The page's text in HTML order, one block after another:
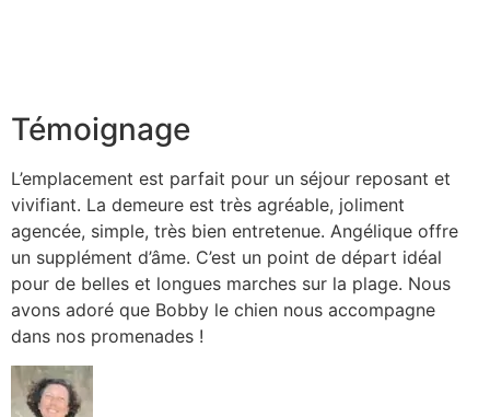
Témoignage
L’emplacement est parfait pour un séjour reposant et
vivifiant. La demeure est très agréable, joliment
agencée, simple, très bien entretenue. Angélique offre
un supplément d’âme. C’est un point de départ idéal
pour de belles et longues marches sur la plage. Nous
avons adoré que Bobby le chien nous accompagne
dans nos promenades !